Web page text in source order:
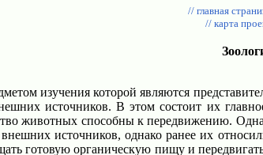
// главная
// карта
изучения которой являются
источников. В этом состоит их
животных способны к передвижению.
источников, однако ранее их
готовую органическую пищу и